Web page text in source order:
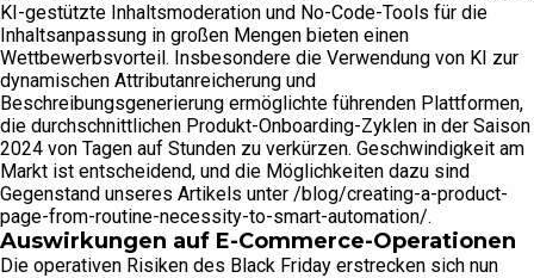
KI-gestützte Inhaltsmoderation und No-Code-Tools für die
Inhaltsanpassung in großen Mengen bieten einen
Wettbewerbsvorteil. Insbesondere die Verwendung von KI zur
dynamischen Attributanreicherung und
Beschreibungsgenerierung ermöglichte führenden Plattformen,
die durchschnittlichen Produkt-Onboarding-Zyklen in der Saison
2024 von Tagen auf Stunden zu verkürzen. Geschwindigkeit am
Markt ist entscheidend, und die Möglichkeiten dazu sind
Gegenstand unseres Artikels unter /blog/creating-a-product-
page-from-routine-necessity-to-smart-automation/.
Auswirkungen auf E-Commerce-Operationen
Die operativen Risiken des Black Friday erstrecken sich nun